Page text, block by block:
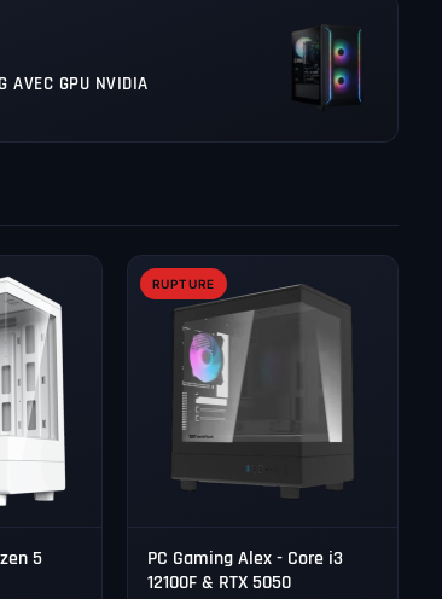
AVEC GPU NVIDIA
5
RUPTURE
PC Gaming Alex - Core i3
12100F & RTX 5050